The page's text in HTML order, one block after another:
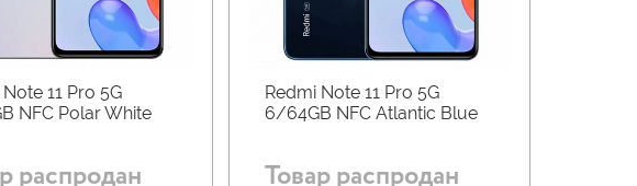
11 Pro 5G
NFC Polar White
распродан
Redmi Note 11 Pro 5G
6/64GB NFC Atlantic Blue
Товар распродан